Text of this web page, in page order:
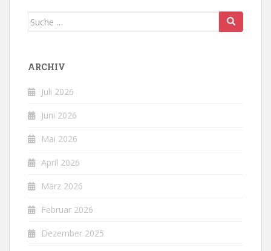
Suche
ARCHIV
Juli 2026
Juni 2026
Mai 2026
April 2026
März 2026
Februar 2026
Dezember 2025